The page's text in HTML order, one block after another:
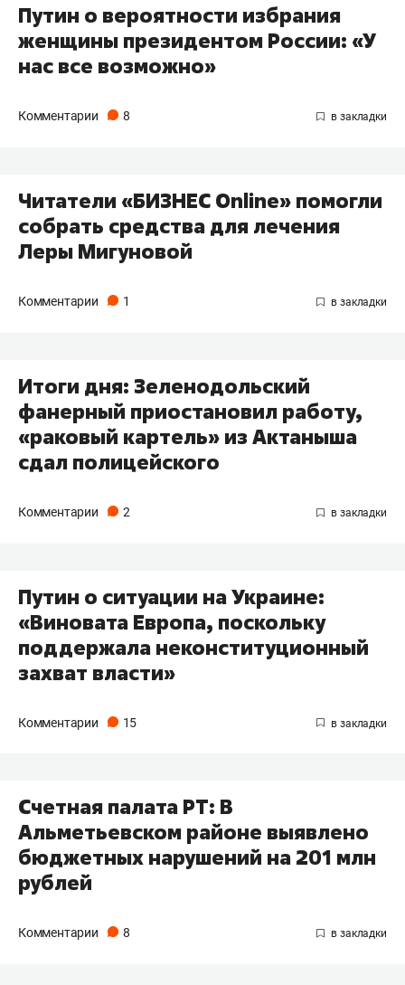
Путин о вероятности избрания
женщины президентом России: «У
нас все возможно»
Комментарии 8
Читатели «БИЗНЕС Online» помогли
собрать средства для лечения
Леры Мигуновой
Комментарии 1
Итоги дня: Зеленодольский
фанерный приостановил работу,
«раковый картель» из Актаныша
сдал полицейского
Комментарии 2
Путин о ситуации на Украине:
«Виновата Европа, поскольку
поддержала неконституционный
захват власти»
Комментарии 15
Счетная палата РТ: В
Альметьевском районе выявлено
бюджетных нарушений на 201 млн
рублей
Комментарии 8